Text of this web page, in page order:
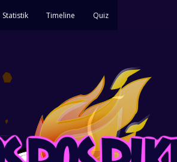
Statistik Timeline Quiz